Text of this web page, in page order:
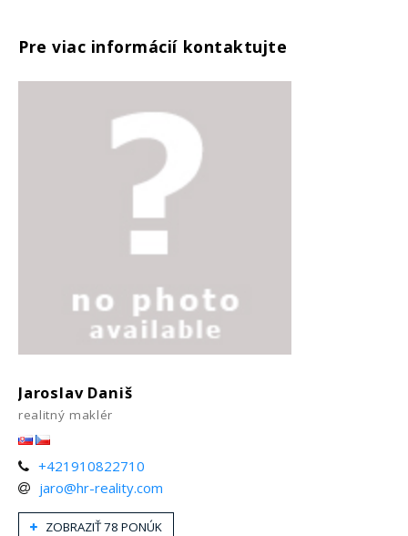
Pre viac informácií kontaktujte
Jaroslav Daniš
realitný maklér
+421910822710
jaro@hr-reality.com
ZOBRAZIŤ 78 PONÚK